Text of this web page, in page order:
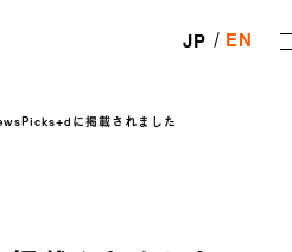
JP EN
に掲載されました